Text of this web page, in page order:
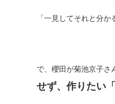
「一見してそれと分
で、櫻田が菊池京子さ
せず、作りたい